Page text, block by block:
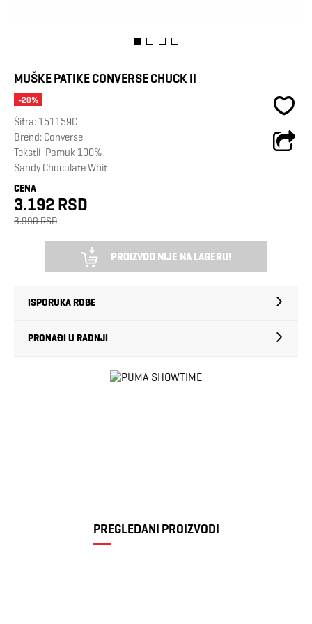
MUŠKE PATIKE CONVERSE CHUCK II
-20%
Šifra: 151159C
Brend: Converse
Tekstil-Pamuk 100%
Sandy Chocolate Whit
CENA
3.192 RSD
3.990 RSD
PROIZVOD NIJE NA LAGERU!
ISPORUKA ROBE
PRONAĐI U RADNJI
PREGLEDANI PROIZVODI